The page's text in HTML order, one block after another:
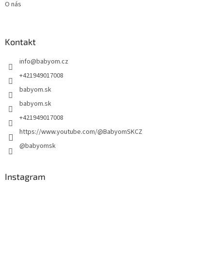
O nás
Kontakt
info@babyom.cz
+421949017008
babyom.sk
babyom.sk
+421949017008
https://www.youtube.com/@BabyomSKCZ
@babyomsk
Instagram